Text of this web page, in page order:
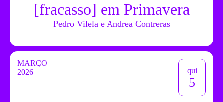
[fracasso] em Primavera
Pedro Vilela e Andrea Contreras
MARÇO
2026
qui
5